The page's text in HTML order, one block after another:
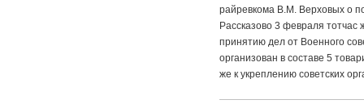
райревкома В.М. Верховых о
Рассказово 3 февраля тотчас
принятию дел от Военного
организован в составе 5
же к укреплению советских